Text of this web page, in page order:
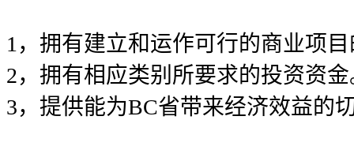
1，拥有建立和运作可行的商业项
2，拥有相应类别所要求的投资资
3，提供能为BC省带来经济效益的